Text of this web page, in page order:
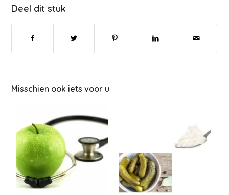
Deel dit stuk
Misschien ook iets voor u